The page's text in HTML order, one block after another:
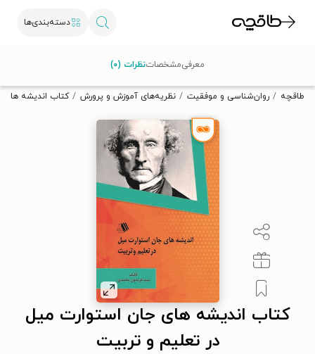
دسته‌بندی‌ها
تخفیف از طاقچه دریافت کن.
طاقچه روان‌شناسی و موفقیت نظریه‌های آموزش و پرورش کتاب اندیشه های
کتاب اندیشه های جان استوارت میل
در تعلیم و تربیت
معرفیمشخصاتنظرات (۰)